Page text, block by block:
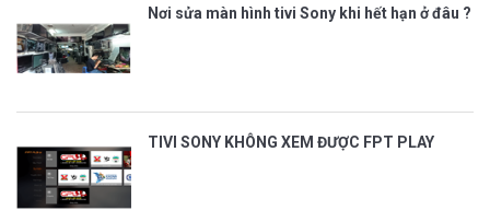
Nơi sửa màn hình tivi Sony khi hết hạn ở đâu ?
TIVI SONY KHÔNG XEM ĐƯỢC FPT PLAY